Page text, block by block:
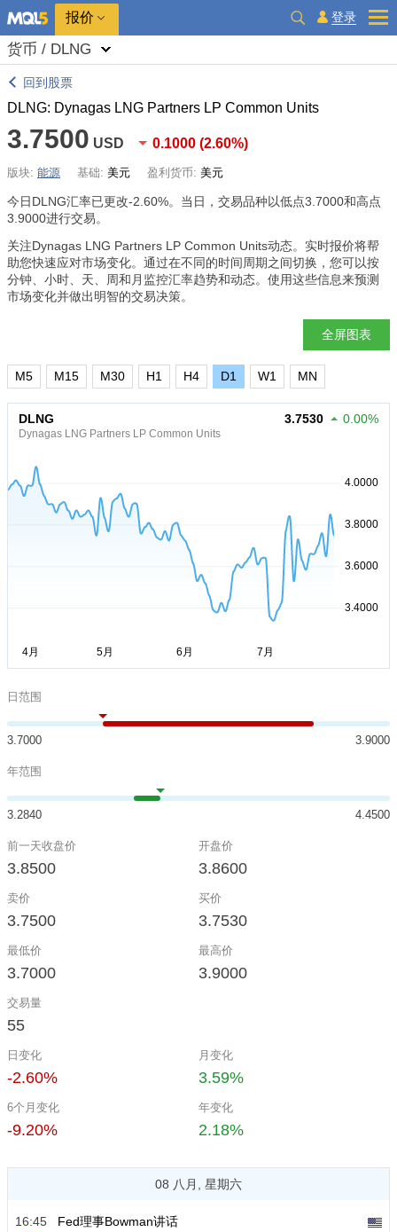
报价 登录
货币 / DLNG
回到股票
DLNG: Dynagas LNG Partners LP Common Units
3.7500 USD 0.1000 (2.60%)
版块: 能源 基础: 美元 盈利货币: 美元
今日DLNG汇率已更改-2.60%。当日，交易品种以低点3.7000和高点
3.9000进行交易。
关注Dynagas LNG Partners LP Common Units动态。实时报价将帮
助您快速应对市场变化。通过在不同的时间周期之间切换，您可以按
分钟、小时、天、周和月监控汇率趋势和动态。使用这些信息来预测
市场变化并做出明智的交易决策。
全屏图表
M5 M15 M30 H1 H4 D1 W1 MN
DLNG
Dynagas LNG Partners LP Common Units
3.7530 0.00%
日范围
3.7000 3.9000
年范围
3.2840 4.4500
前一天收盘价
3.8500
开盘价
3.8600
卖价
3.7500
买价
3.7530
最低价
3.7000
最高价
3.9000
交易量
55
日变化
-2.60%
月变化
3.59%
6个月变化
-9.20%
年变化
2.18%
08 八月, 星期六
16:45
Fed理事Bowman讲话